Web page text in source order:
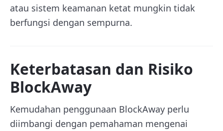
atau sistem keamanan ketat mungkin tidak
berfungsi dengan sempurna.
Keterbatasan dan Risiko
BlockAway
Kemudahan penggunaan BlockAway perlu
diimbangi dengan pemahaman mengenai